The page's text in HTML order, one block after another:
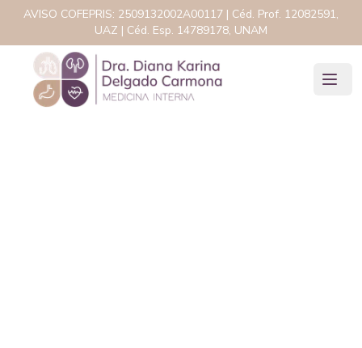
AVISO COFEPRIS: 2509132002A00117 | Céd. Prof. 12082591,
UAZ | Céd. Esp. 14789178, UNAM